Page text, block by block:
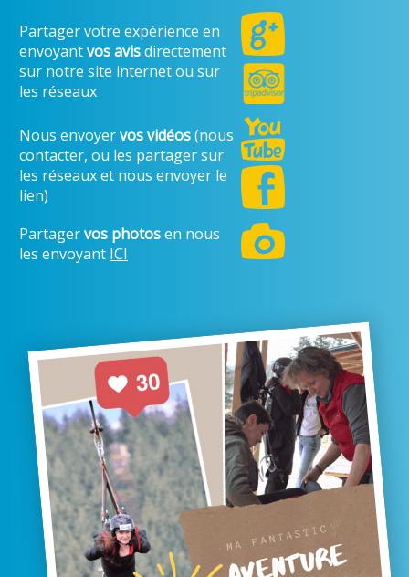
Partager votre expérience en
envoyantvos avisdirectement
sur notre site internet ou sur
les réseaux
Nous envoyervos vidéos(nous
contacter, ou les partager sur
les réseaux et nous envoyer le
lien)
Partagervos photosen nous
les envoyant ICI